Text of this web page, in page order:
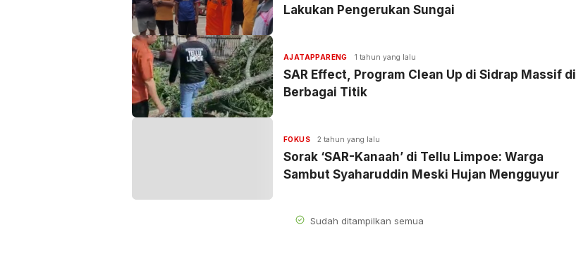
Lakukan Pengerukan Sungai
AJATAPPARENG 1 tahun yang lalu
SAR Effect, Program Clean Up di Sidrap Massif di
Berbagai Titik
FOKUS 2 tahun yang lalu
Sorak ‘SAR-Kanaah’ di Tellu Limpoe: Warga
Sambut Syaharuddin Meski Hujan Mengguyur
Sudah ditampilkan semua